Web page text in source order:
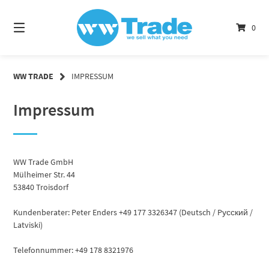
Inhalt
0
WW TRADE IMPRESSUM
Impressum
WW Trade GmbH
Mülheimer Str. 44
53840 Troisdorf
Kundenberater: Peter Enders +49 177 3326347 (Deutsch / Pусский /
Latviski)
Telefonnummer: +49 178 8321976